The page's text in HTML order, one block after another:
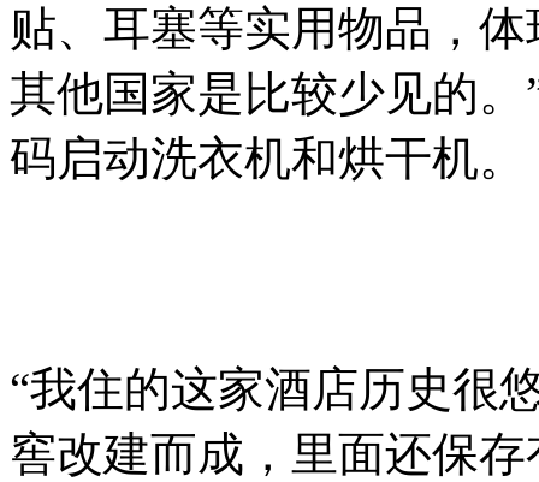
贴、耳塞等实用物品，
其他国家是比较少见的
码启动洗衣机和烘干机。
“我住的这家酒店历史很
窖改建而成，里面还保